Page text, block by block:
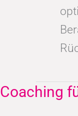
Coaching
Coaching